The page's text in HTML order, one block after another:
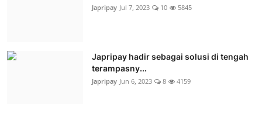
Japripay Jul 7, 2023 10 5845
Japripay hadir sebagai solusi di tengah
terampasny...
Japripay Jun 6, 2023 8 4159